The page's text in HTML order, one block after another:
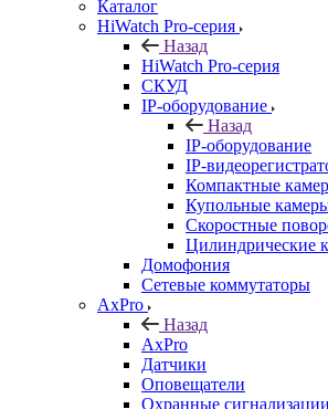
Каталог
HiWatch Pro-серия
Назад
HiWatch Pro-серия
CКУД
IP-оборудование
Назад
IP-оборудование
IP-
Компактные
Купольные
Скоростные
Цилиндрические
Домофония
Сетевые коммутаторы
AxPro
Назад
AxPro
Датчики
Оповещатели
Охранные сигнализации